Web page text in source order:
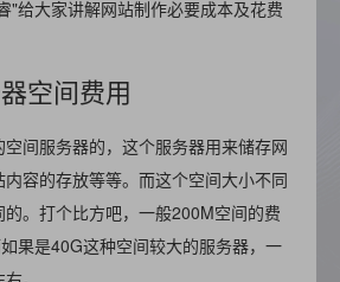
"给大家讲解网站制作必要成本及花费
空间费用
间服务器的，这个服务器用来储存网
容的存放等等。而这个空间大小不同
。打个比方吧，一般200M空间的费
果是40G这种空间较大的服务器，一